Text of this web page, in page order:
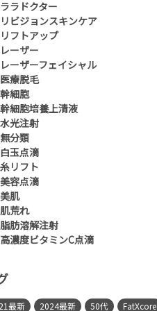
ララドクター
リビジョンスキンケア
リフトアップ
レーザー
レーザーフェイシャル
医療脱毛
幹細胞
幹細胞培養上清液
水光注射
無分類
白玉点滴
糸リフト
美容点滴
美肌
肌荒れ
脂肪溶解注射
高濃度ビタミンC点滴
最新 2024最新 50代 FatXcore